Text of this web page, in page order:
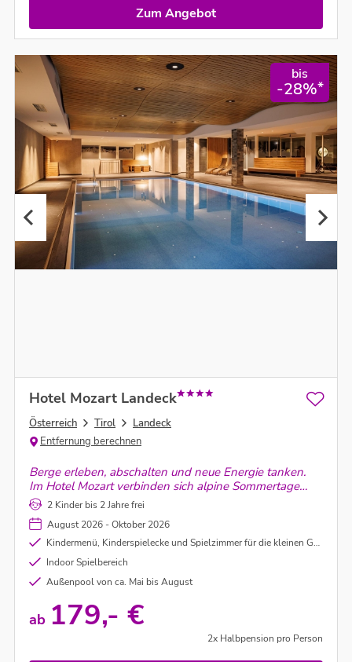
Zum Angebot
bis
-28%*
Hotel Mozart Landeck
Österreich Tirol
Landeck
Entfernung berechnen
Berge erleben, abschalten und neue Energie tanken.
Im Hotel Mozart verbinden sich alpine Sommertage
rund um Landeck mit entspannten
Wellnessmomenten.
2 Kinder bis 2 Jahre frei
August 2026 - Oktober 2026
Kindermenü, Kinderspielecke und Spielzimmer für die kleinen Gäste
Indoor Spielbereich
Außenpool von ca. Mai bis August
ab 179,- €
2x Halbpension pro Person